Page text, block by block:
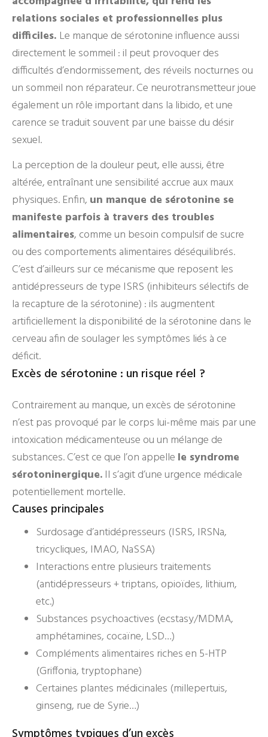
relations sociales et professionnelles plus
difficiles. Le manque de sérotonine influence aussi
directement le sommeil : il peut provoquer des
difficultés d’endormissement, des réveils nocturnes ou
un sommeil non réparateur. Ce neurotransmetteur joue
également un rôle important dans la libido, et une
carence se traduit souvent par une baisse du désir
sexuel.
La perception de la douleur peut, elle aussi, être
altérée, entraînant une sensibilité accrue aux maux
physiques. Enfin, un manque de sérotonine se
manifeste parfois à travers des troubles
alimentaires, comme un besoin compulsif de sucre
ou des comportements alimentaires déséquilibrés.
C’est d’ailleurs sur ce mécanisme que reposent les
antidépresseurs de type ISRS (inhibiteurs sélectifs de
la recapture de la sérotonine) : ils augmentent
artificiellement la disponibilité de la sérotonine dans le
cerveau afin de soulager les symptômes liés à ce
déficit.
Excès de sérotonine : un risque réel ?
Contrairement au manque, un excès de sérotonine
n’est pas provoqué par le corps lui-même mais par une
intoxication médicamenteuse ou un mélange de
substances. C’est ce que l’on appelle le syndrome
sérotoninergique.Il s’agit d’une urgence médicale
potentiellement mortelle.
Causes principales
Surdosage d’antidépresseurs (ISRS, IRSNa,
tricycliques, IMAO, NaSSA)
Interactions entre plusieurs traitements
(antidépresseurs + triptans, opioïdes, lithium,
etc.)
Substances psychoactives (ecstasy/MDMA,
amphétamines, cocaïne, LSD…)
Compléments alimentaires riches en 5-HTP
(Griffonia, tryptophane)
Certaines plantes médicinales (millepertuis,
ginseng, rue de Syrie…)